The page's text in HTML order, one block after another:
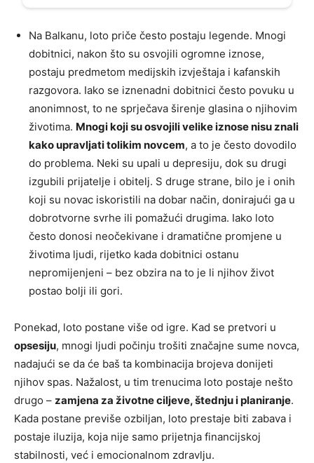
Na Balkanu, loto priče često postaju legende. Mnogi
dobitnici, nakon što su osvojili ogromne iznose,
postaju predmetom medijskih izvještaja i kafanskih
razgovora. Iako se iznenadni dobitnici često povuku u
anonimnost, to ne sprječava širenje glasina o njihovim
životima. Mnogi koji su osvojili velike iznose nisu znali
kako upravljati tolikim novcem, a to je često dovodilo
do problema. Neki su upali u depresiju, dok su drugi
izgubili prijatelje i obitelj. S druge strane, bilo je i onih
koji su novac iskoristili na dobar način, donirajući ga u
dobrotvorne svrhe ili pomažući drugima. Iako loto
često donosi neočekivane i dramatične promjene u
životima ljudi, rijetko kada dobitnici ostanu
nepromijenjeni – bez obzira na to je li njihov život
postao bolji ili gori.
Ponekad, loto postane više od igre. Kad se pretvori u
opsesiju, mnogi ljudi počinju trošiti značajne sume novca,
nadajući se da će baš ta kombinacija brojeva donijeti
njihov spas. Nažalost, u tim trenucima loto postaje nešto
drugo – zamjena za životne ciljeve, štednju i planiranje.
Kada postane previše ozbiljan, loto prestaje biti zabava i
postaje iluzija, koja nije samo prijetnja financijskoj
stabilnosti, već i emocionalnom zdravlju.